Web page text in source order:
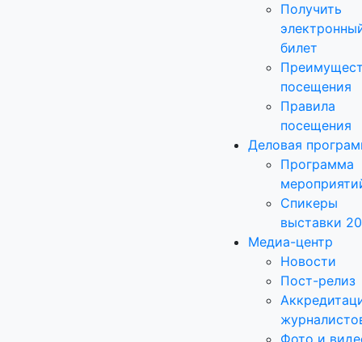
Получить
билет
посещения
Правила
посещения
Деловая
Программа
Спикеры
выставки
Медиа-центр
Новости
Пост-релиз
Фото и